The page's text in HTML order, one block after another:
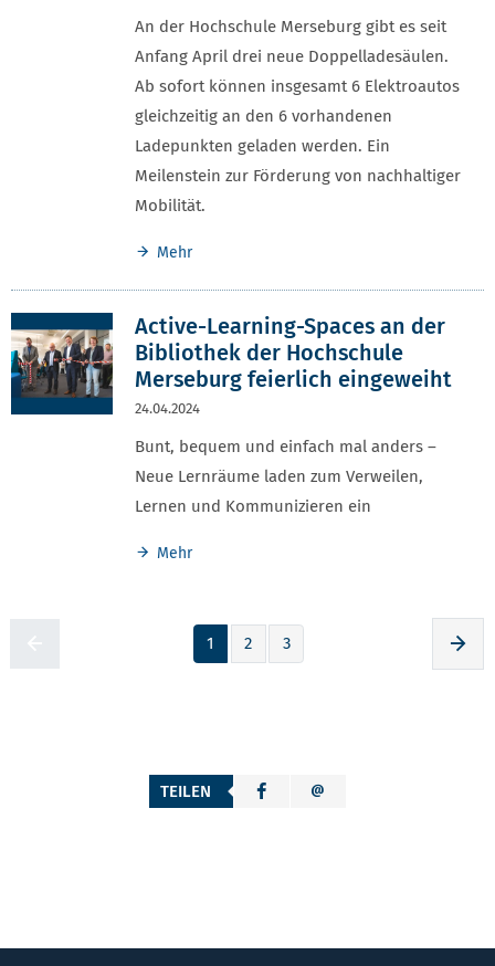
An der Hochschule Merseburg gibt es seit
Anfang April drei neue Doppelladesäulen.
Ab sofort können insgesamt 6 Elektroautos
gleichzeitig an den 6 vorhandenen
Ladepunkten geladen werden. Ein
Meilenstein zur Förderung von nachhaltiger
Mobilität.
Mehr
Active-Learning-Spaces an der
Bibliothek der Hochschule
Merseburg feierlich eingeweiht
24.04.2024
Bunt, bequem und einfach mal anders –
Neue Lernräume laden zum Verweilen,
Lernen und Kommunizieren ein
Mehr
1 2 3
TEILEN